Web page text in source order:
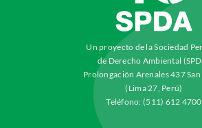
Un proyecto de la Sociedad
de Derecho Ambiental
Prolongación Arenales 437
(Lima 27, Perú)
Teléfono: (511) 612 4700